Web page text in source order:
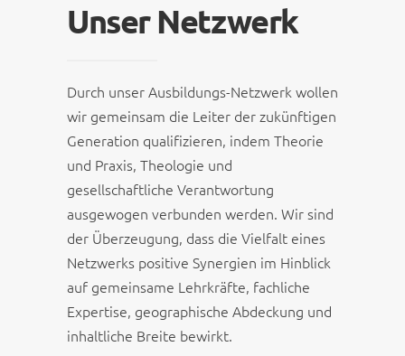
Unser Netzwerk
Durch unser Ausbildungs-Netzwerk wollen
wir gemeinsam die Leiter der zukünftigen
Generation qualifizieren, indem Theorie
und Praxis, Theologie und
gesellschaftliche Verantwortung
ausgewogen verbunden werden. Wir sind
der Überzeugung, dass die Vielfalt eines
Netzwerks positive Synergien im Hinblick
auf gemeinsame Lehrkräfte, fachliche
Expertise, geographische Abdeckung und
inhaltliche Breite bewirkt.